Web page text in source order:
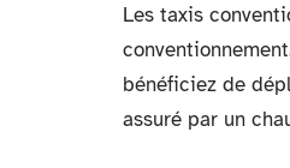
Les taxis
bénéficiez de
assuré par un